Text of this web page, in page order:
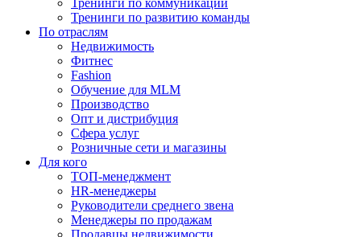
Тренинги по коммуникации
Тренинги по развитию команды
По отраслям
Недвижимость
Фитнес
Fashion
Обучение для MLM
Производство
Опт и дистрибуция
Сфера услуг
Розничные сети и магазины
Для кого
ТОП-менеджмент
HR-менеджеры
Руководители среднего звена
Менеджеры по продажам
Продавцы недвижимости